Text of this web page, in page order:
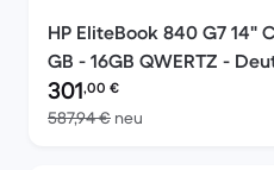
HP EliteBook 840 G7 14"
GB - 16GB QWERTZ -
Preis des erneuerten Produkts:
301,00 €
587,94 € neu